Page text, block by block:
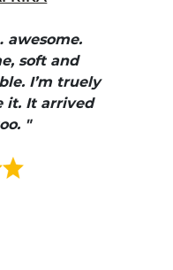
awesome.
soft and
I’m truely
it. It arrived
"